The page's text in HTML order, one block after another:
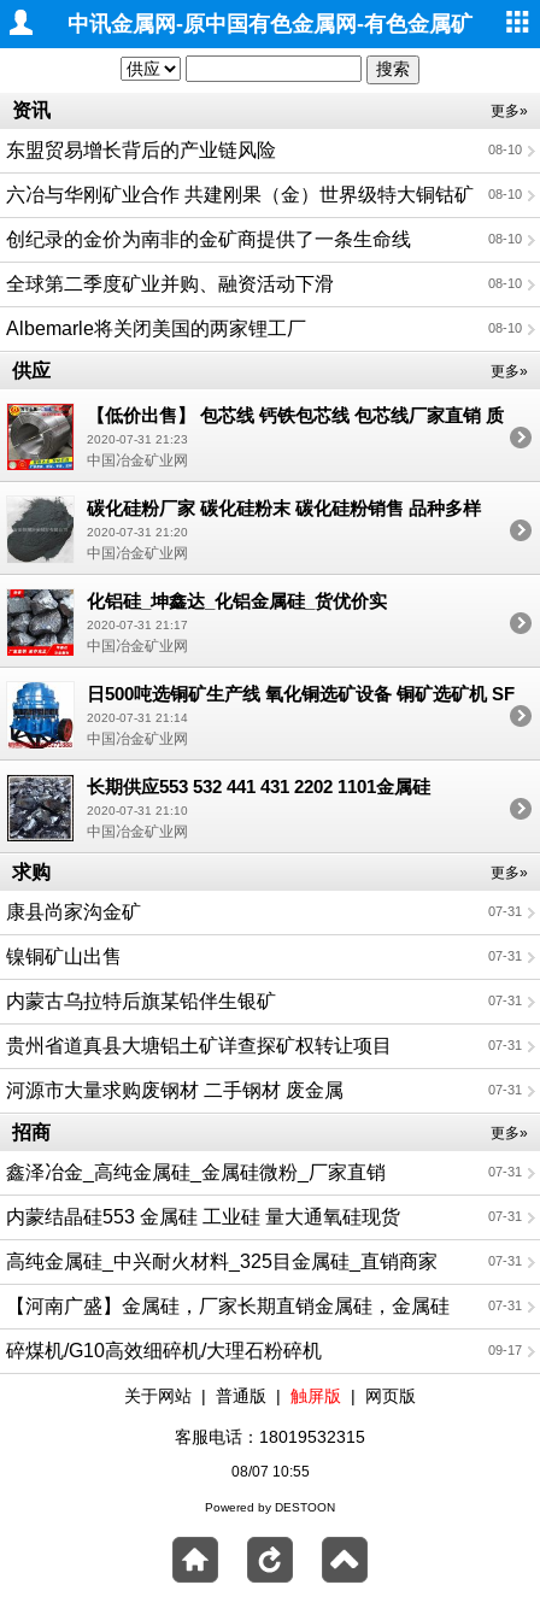
中讯金属网-原中国有色金属网-有色金属矿
更多»
资讯
08-10
东盟贸易增长背后的产业链风险
08-10
六冶与华刚矿业合作 共建刚果（金）世界级特大铜钴矿
山二期工程项目 08-10
创纪录的金价为南非的金矿商提供了一条生命线
08-10
全球第二季度矿业并购、融资活动下滑
08-10
Albemarle将关闭美国的两家锂工厂
更多»
供应
【低价出售】 包芯线 钙铁包芯线 包芯线厂家直销 质
量好 价格低 现货销售 用你不敢想的价格 给你想不到
的惊喜；
2020-07-31 21:23
中国冶金矿业网
碳化硅粉厂家 碳化硅粉末 碳化硅粉销售 品种多样
2020-07-31 21:20
中国冶金矿业网
化铝硅_坤鑫达_化铝金属硅_货优价实
2020-07-31 21:17
中国冶金矿业网
日500吨选铜矿生产线 氧化铜选矿设备 铜矿选矿机 SF
型浮选机
2020-07-31 21:14
中国冶金矿业网
长期供应553 532 441 431 2202 1101金属硅
2020-07-31 21:10
中国冶金矿业网
更多»
求购
07-31
康县尚家沟金矿
07-31
镍铜矿山出售
07-31
内蒙古乌拉特后旗某铅伴生银矿
07-31
贵州省道真县大塘铝土矿详查探矿权转让项目
07-31
河源市大量求购废钢材 二手钢材 废金属
更多»
招商
07-31
鑫泽冶金_高纯金属硅_金属硅微粉_厂家直销
07-31
内蒙结晶硅553 金属硅 工业硅 量大通氧硅现货
07-31
高纯金属硅_中兴耐火材料_325目金属硅_直销商家
07-31
【河南广盛】金属硅，厂家长期直销金属硅，金属硅
粒，欢迎电话咨询 09-17
碎煤机/G10高效细碎机/大理石粉碎机
关于网站 | 普通版 | 触屏版 | 网页版
客服电话：18019532315
08/07 10:55
Powered by DESTOON